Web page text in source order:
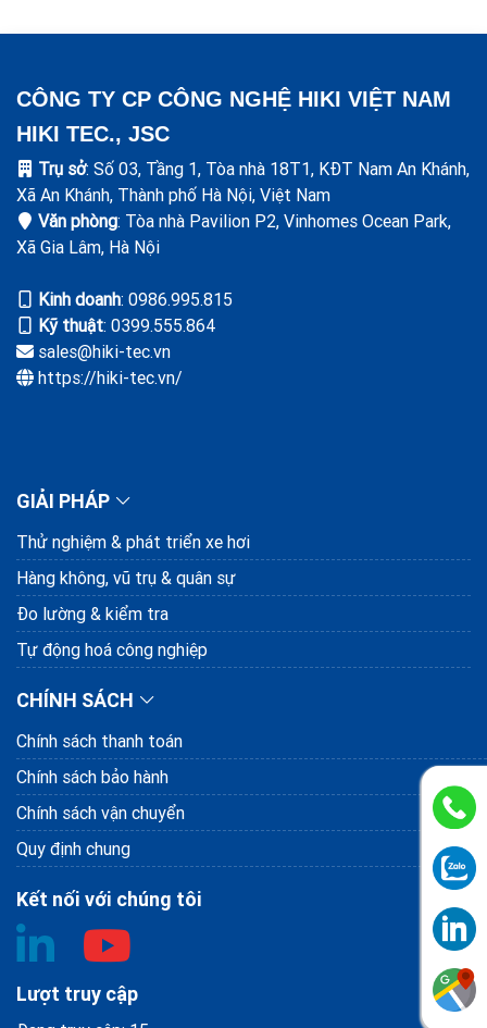
CÔNG TY CP CÔNG NGHỆ HIKI VIỆT NAM
HIKI TEC., JSC
Trụ sở: Số 03, Tầng 1, Tòa nhà 18T1, KĐT Nam An Khánh,
Xã An Khánh, Thành phố Hà Nội, Việt Nam
Văn phòng: Tòa nhà Pavilion P2, Vinhomes Ocean Park,
Xã Gia Lâm, Hà Nội
Kinh doanh: ‭0986.995.815
Kỹ thuật: 0399.555.864
sales@hiki-tec.vn
https://hiki-tec.vn/
GIẢI PHÁP
Thử nghiệm & phát triển xe hơi
Hàng không, vũ trụ & quân sự
Đo lường & kiểm tra
Tự động hoá công nghiệp
CHÍNH SÁCH
Chính sách thanh toán
Chính sách bảo hành
Chính sách vận chuyển
Quy định chung
Kết nối với chúng tôi
Lượt truy cập